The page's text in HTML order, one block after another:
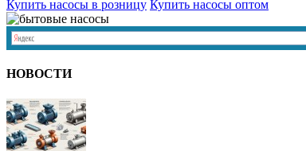
Купить насосы в розницу Купить насосы оптом
НОВОСТИ